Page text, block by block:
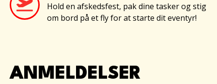
Hold en afskedsfest, pak dine tasker og stig
om bord på et fly for at starte dit eventyr!
ANMELDELSER